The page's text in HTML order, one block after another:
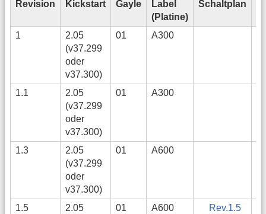
Revision Kickstart Gayle
Label
(Platine)
Schaltplan
1
2.05
(v37.299
oder
v37.300)
01 A300
1.1
2.05
(v37.299
oder
v37.300)
01 A300
1.3
2.05
(v37.299
oder
v37.300)
01 A600
1.5
2.05
01 A600 Rev.1.5